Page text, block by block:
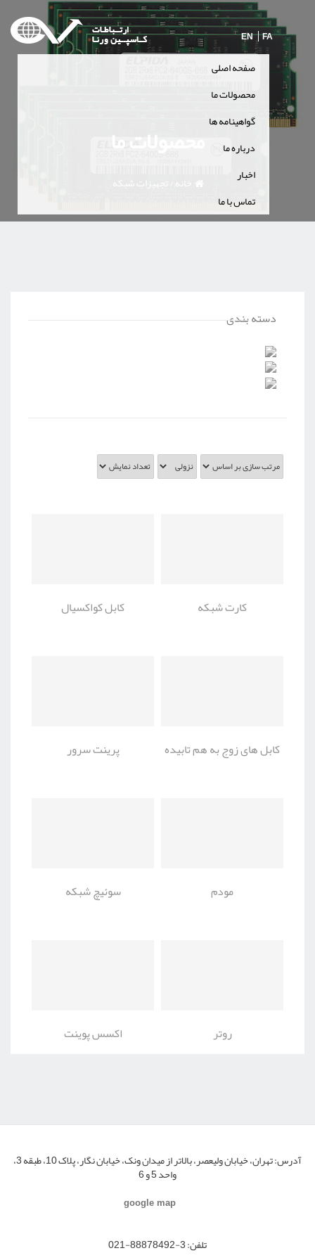
FA
EN
صفحه اصلی
محصولات ما
گواهینامه ها
درباره ما
اخبار
تماس با ما
محصولات ما
خانه تجهیزات شبکه
دسته بندی
کارت شبکه کابل کواکسیال
کابل های زوج به هم تابیده پرینت سرور
مودم سوئیچ شبکه
روتر اکسس پوینت
آدرس: تهران، خیابان ولیعصر، بالاتر از میدان ونک، خیابان نگار، پلاک 10، طبقه 3،
واحد 5 و 6
google map
تلفن:3-88878492-021